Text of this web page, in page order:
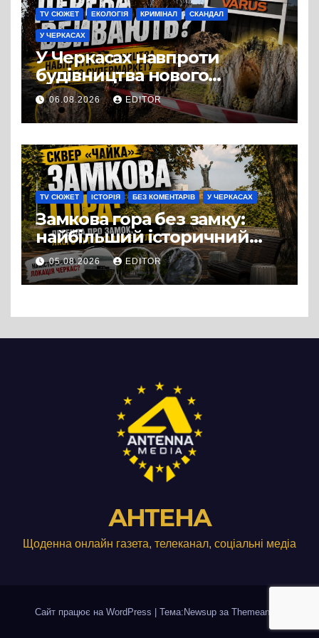
TV СЮЖЕТ ЕКОЛОГІЯ КРИМІНАЛ СКАНДАЛ
У ЧЕРКАСАХ
У Черкасах навпроти
будівництва нового
супермаркету VARUS на
проспекті Перемоги всохли
дерева. І це навряд чи
можна назвати
випадковістю
06.08.2026 EDITOR
TV СЮЖЕТ ІСТОРІЯ БЕЗ КОМЕНТАРІВ У ЧЕРКАСАХ
Замкова гора без замку:
найбільший історичний
міф Черкас
05.08.2026 EDITOR
АНТЕНА
Щоденна онлайн газета, телеканал, соціальні медіа
Сайт працює на WordPress Тема:Newsup за Themeansar